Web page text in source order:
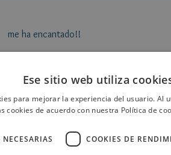
me ha encantado!!
Ese sitio web utiliza
para mejorar la experiencia del usuario. Al
cookies de acuerdo con nuestra Política de
COOKIES DE